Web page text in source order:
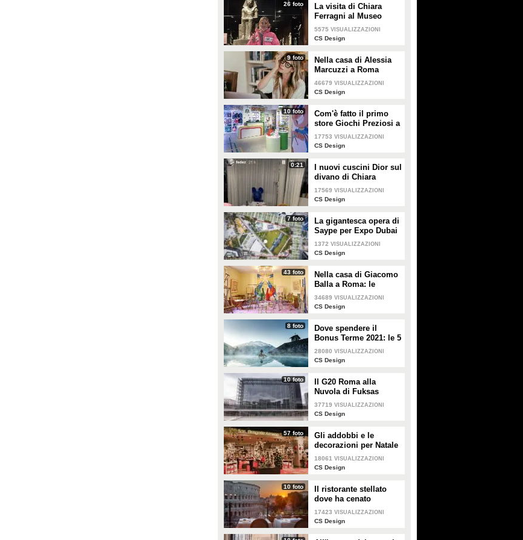
26 foto
La visita di Chiara
Ferragni al Museo
Egizio di Torino
5575 VISUALIZZAZIONI
CS Design
9 foto
Nella casa di Alessia
Marcuzzi a Roma
46679 VISUALIZZAZIONI
CS Design
10 foto
Com'è fatto il primo
store Giochi Preziosi a
Milano
17753 VISUALIZZAZIONI
CS Design
0:21
I nuovi cuscini Dior sul
divano di Chiara
Ferragni e Fedez
17569 VISUALIZZAZIONI
CS Design
7 foto
La gigantesca opera di
Saype per Expo Dubai
2020 è un messaggio
di solidarietà per tutti i
1372 VISUALIZZAZIONI
CS Design
43 foto
Nella casa di Giacomo
Balla a Roma: le
camere più belle
34689 VISUALIZZAZIONI
CS Design
8 foto
Dove spendere il
Bonus Terme 2021: le 5
migliori strutture
accreditate
28080 VISUALIZZAZIONI
CS Design
10 foto
Il G20 Roma alla
Nuvola di Fuksas
37719 VISUALIZZAZIONI
CS Design
57 foto
Gli addobbi e le
decorazioni per Natale
della Rinascente
18061 VISUALIZZAZIONI
CS Design
10 foto
Il ristorante stellato
dove ha cenato
Angelina Jolie a Roma
17423 VISUALIZZAZIONI
CS Design